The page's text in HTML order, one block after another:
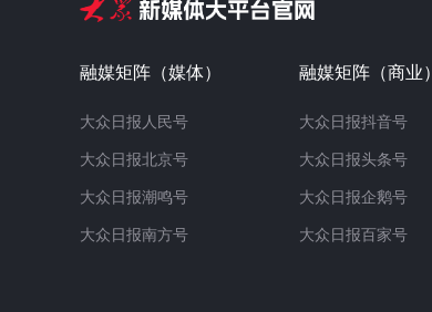
融媒矩阵（媒体）
大众日报人民号
大众日报北京号
大众日报潮鸣号
大众日报南方号
融媒矩阵（商业）
大众日报抖音号
大众日报头条号
大众日报企鹅号
大众日报百家号